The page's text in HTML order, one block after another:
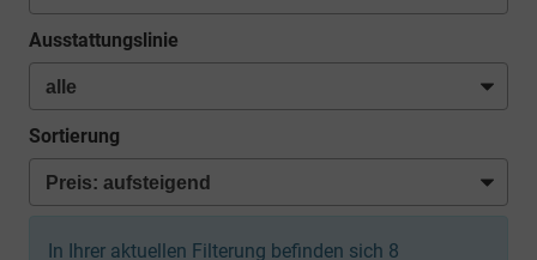
Ausstattungslinie
Sortierung
In Ihrer aktuellen Filterung befinden sich 8